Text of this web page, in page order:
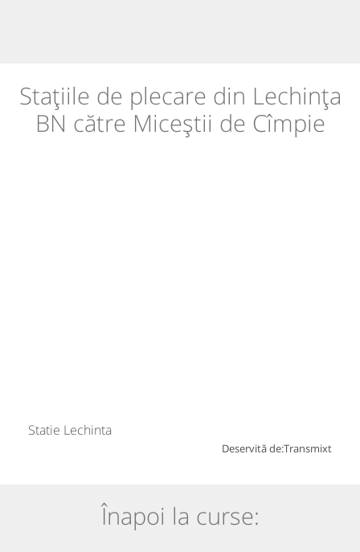
Stațiile de plecare din Lechința
BN către Miceștii de Cîmpie
Statie Lechinta
Deservită de:Transmixt
Înapoi la curse: